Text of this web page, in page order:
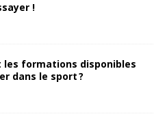
!
les formations disponibles
dans le sport ?